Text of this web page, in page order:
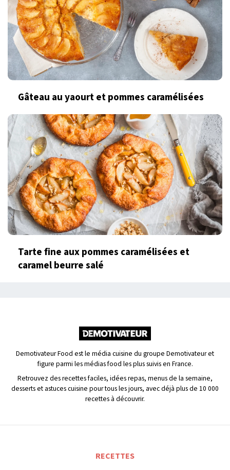
Gâteau au yaourt et pommes caramélisées
Tarte fine aux pommes caramélisées et
caramel beurre salé
Demotivateur Food est le média cuisine du groupe Demotivateur et
figure parmi les médias food les plus suivis en France.
Retrouvez des recettes faciles, idées repas, menus de la semaine,
desserts et astuces cuisine pour tous les jours, avec déjà plus de 10 000
recettes à découvrir.
RECETTES